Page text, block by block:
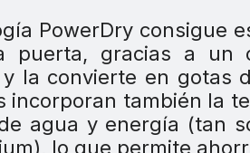
PowerDry consigue
puerta, gracias a un
la convierte en gotas
incorporan también la
agua y energía (tan
lo que permite